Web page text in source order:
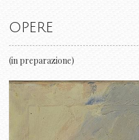
OPERE
(in preparazione)